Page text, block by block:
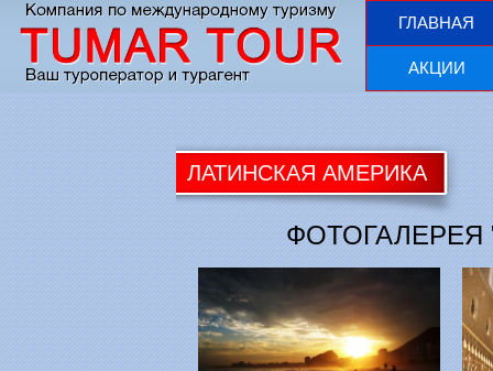
ГЛАВНАЯ
АКЦИИ
ЛАТИНСКАЯ АМЕРИКА
ФОТОГАЛЕРЕЯ